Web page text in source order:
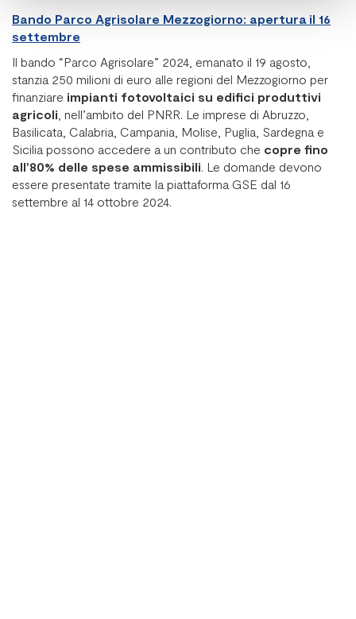
Bando Parco Agrisolare Mezzogiorno: apertura il 16
settembre
Il bando “Parco Agrisolare” 2024, emanato il 19 agosto,
stanzia 250 milioni di euro alle regioni del Mezzogiorno per
finanziare impianti fotovoltaici su edifici produttivi
agricoli , nell’ambito del PNRR. Le imprese di Abruzzo,
Basilicata, Calabria, Campania, Molise, Puglia, Sardegna e
Sicilia possono accedere a un contributo che copre fino
all’80% delle spese ammissibili. Le domande devono
essere presentate tramite la piattaforma GSE dal 16
settembre al 14 ottobre 2024.